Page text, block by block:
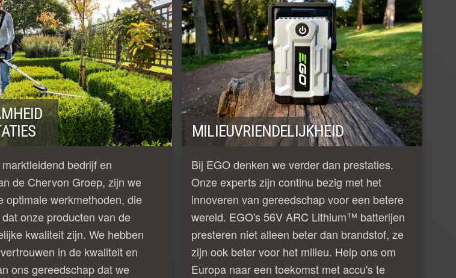
bedrijf en
de Chervon Groep, zijn we
optimale werkmethoden, die
onze producten van de
kwaliteit zijn. We hebben
in de kwaliteit en
ons gereedschap dat we
MILIEUVRIENDELIJKHEID
Bij EGO denken we verder dan prestaties.
Onze experts zijn continu bezig met het
innoveren van gereedschap voor een betere
wereld. EGO's 56V ARC Lithium™ batterijen
presteren niet alleen beter dan brandstof, ze
zijn ook beter voor het milieu. Help ons om
Europa naar een toekomst met accu's te